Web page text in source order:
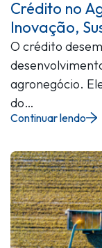
Crédito no
Inovação,
O crédito
agronegócio.
do…
Continuar lendo